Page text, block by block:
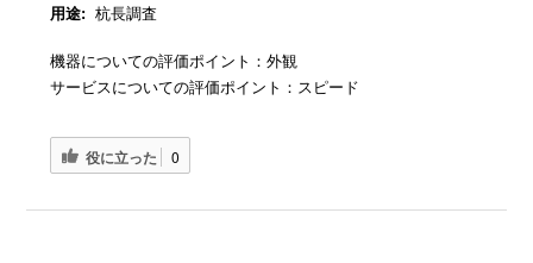
用途: 杭長調査
機器についての評価ポイント：外観
サービスについての評価ポイント：スピード
役に立った 0